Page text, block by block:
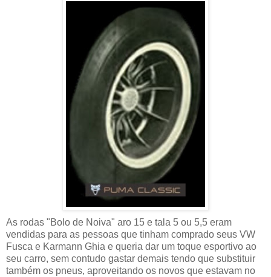
As rodas "Bolo de Noiva" aro 15 e tala 5 ou 5,5 eram
vendidas para as pessoas que tinham comprado seus VW
Fusca e Karmann Ghia e queria dar um toque esportivo ao
seu carro, sem contudo gastar demais tendo que substituir
também os pneus, aproveitando os novos que estavam no